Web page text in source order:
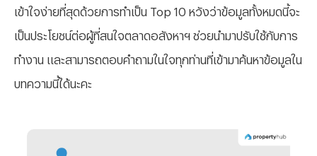
เข้าใจง่ายที่สุดด้วยการทำเป็น Top 10 หวังว่าข้อมูลทั้งหมดนี้จะ
เป็นประโยชน์ต่อผู้ที่สนใจตลาดอสังหาฯ ช่วยนำมาปรับใช้กับการ
ทำงาน และสามารถตอบคำถามในใจทุกท่านที่เข้ามาค้นหาข้อมูลใน
บทความนี้ได้นะคะ